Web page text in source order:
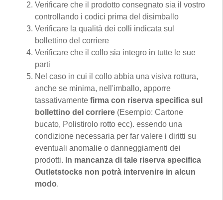
Verificare che il prodotto consegnato sia il vostro
controllando i codici prima del disimballo
Verificare la qualità dei colli indicata sul
bollettino del corriere
Verificare che il collo sia integro in tutte le sue
parti
Nel caso in cui il collo abbia una visiva rottura,
anche se minima, nell'imballo, apporre
tassativamente firma con riserva specifica sul
bollettino del corriere (Esempio: Cartone
bucato, Polistirolo rotto ecc). essendo una
condizione necessaria per far valere i diritti su
eventuali anomalie o danneggiamenti dei
prodotti. In mancanza di tale riserva specifica
Outletstocks non potrà intervenire in alcun
modo.